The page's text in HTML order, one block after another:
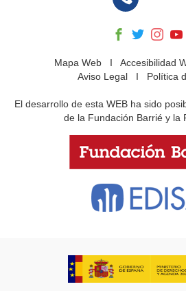
Mapa WebI Accesibilidad
Aviso Legal I Política
El desarrollo de esta WEB ha sido
de la Fundación Barrié y la